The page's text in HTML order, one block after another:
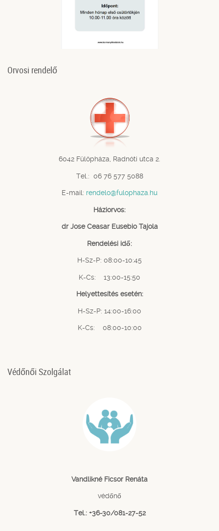
Orvosi rendelő
6042 Fülöpháza, Radnóti utca 2.
Tel.: 06 76 577 5088
E-mail: rendelo@fulophaza.hu
Háziorvos:
dr Jose Ceasar Eusebio Tajola
Rendelési idő:
H-Sz-P: 08:00-10:45
K-Cs: 13:00-15:50
Helyettesítés esetén:
H-Sz-P: 14:00-16:00
K-Cs: 08:00-10:00
Védőnői Szolgálat
Vandlikné Ficsor Renáta
védőnő
Tel.: +36-30/081-27-52